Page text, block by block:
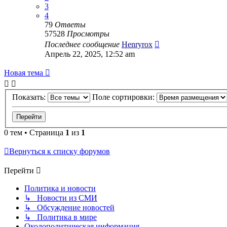
3
4
79 Ответы
57528 Просмотры
Последнее сообщение Henryrox
Апрель 22, 2025, 12:52 am
Новая тема
Показать: Поле сортировки:
0 тем • Страница 1 из 1
Вернуться к списку форумов
Перейти
Политика и новости
↳ Новости из СМИ
↳ Обсуждение новостей
↳ Политика в мире